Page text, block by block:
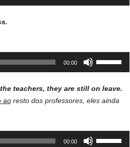
increase
or
volume.
00:00
or
decrease
teachers, they are still on leave.
aoresto dos professores, eles ainda
00:00